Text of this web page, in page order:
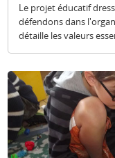
Le projet éducatif
défendons dans
détaille les valeurs